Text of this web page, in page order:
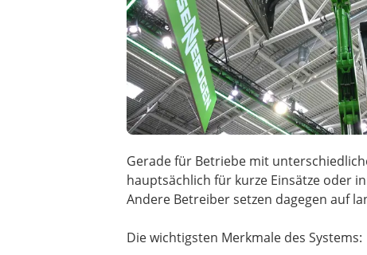
Gerade für Betriebe mit
hauptsächlich für kurze Einsätze oder
Andere Betreiber setzen dagegen auf